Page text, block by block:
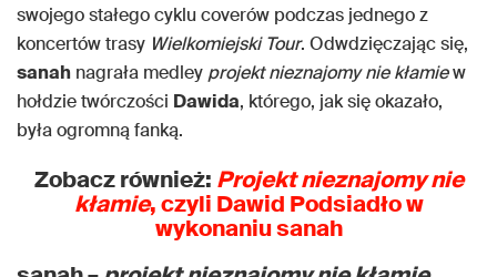
swojego stałego cyklu coverów podczas jednego z
koncertów trasy Wielkomiejski Tour. Odwdzięczając się,
sanah nagrała medley projekt nieznajomy nie kłamiew
hołdzie twórczości Dawida, którego, jak się okazało,
była ogromną fanką.
Zobacz również: Projekt nieznajomy nie
kłamie, czyli Dawid Podsiadło w
wykonaniu sanah